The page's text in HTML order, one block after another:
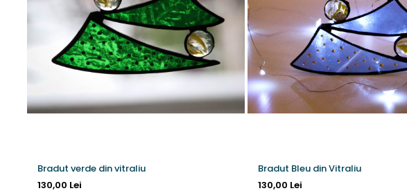
Bradut verde din vitraliu
130,00 Lei
Bradut Bleu din Vitraliu
130,00 Lei